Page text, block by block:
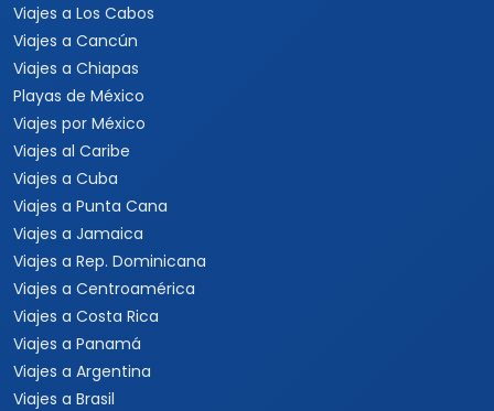
Viajes a Los Cabos
Viajes a Cancún
Viajes a Chiapas
Playas de México
Viajes por México
Viajes al Caribe
Viajes a Cuba
Viajes a Punta Cana
Viajes a Jamaica
Viajes a Rep. Dominicana
Viajes a Centroamérica
Viajes a Costa Rica
Viajes a Panamá
Viajes a Argentina
Viajes a Brasil